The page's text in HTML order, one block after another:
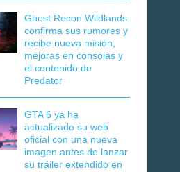
Ghost Recon Wildlands
confirma sus rumores y
recibe nueva misión,
mejoras en consolas y
el contenido de
Predator
GTA 6 ya ha
actualizado su web
oficial con una nueva
imagen antes de lanzar
su tráiler extendido en